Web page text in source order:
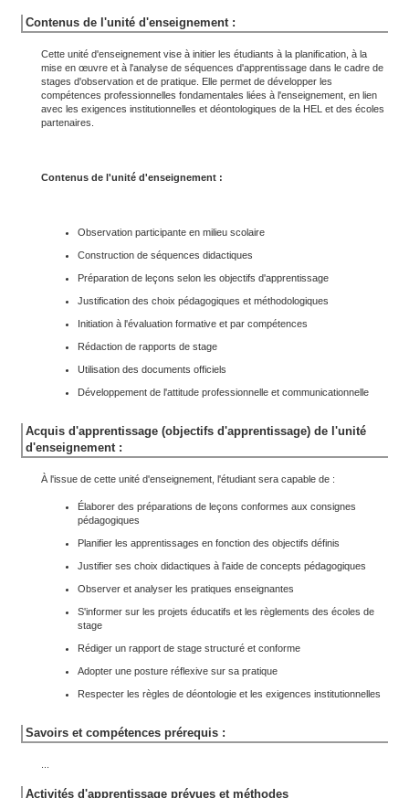
Contenus de l'unité d'enseignement :
Cette unité d'enseignement vise à initier les étudiants à la planification, à la
mise en œuvre et à l'analyse de séquences d'apprentissage dans le cadre de
stages d'observation et de pratique. Elle permet de développer les
compétences professionnelles fondamentales liées à l'enseignement, en lien
avec les exigences institutionnelles et déontologiques de la HEL et des écoles
partenaires.
Contenus de l'unité d'enseignement :
Observation participante en milieu scolaire
Construction de séquences didactiques
Préparation de leçons selon les objectifs d'apprentissage
Justification des choix pédagogiques et méthodologiques
Initiation à l'évaluation formative et par compétences
Rédaction de rapports de stage
Utilisation des documents officiels
Développement de l'attitude professionnelle et communicationnelle
Acquis d'apprentissage (objectifs d'apprentissage) de l'unité
d'enseignement :
À l'issue de cette unité d'enseignement, l'étudiant sera capable de :
Élaborer des préparations de leçons conformes aux consignes
pédagogiques
Planifier les apprentissages en fonction des objectifs définis
Justifier ses choix didactiques à l'aide de concepts pédagogiques
Observer et analyser les pratiques enseignantes
S'informer sur les projets éducatifs et les règlements des écoles de
stage
Rédiger un rapport de stage structuré et conforme
Adopter une posture réflexive sur sa pratique
Respecter les règles de déontologie et les exigences institutionnelles
Savoirs et compétences prérequis :
Activités d'apprentissage prévues et méthodes